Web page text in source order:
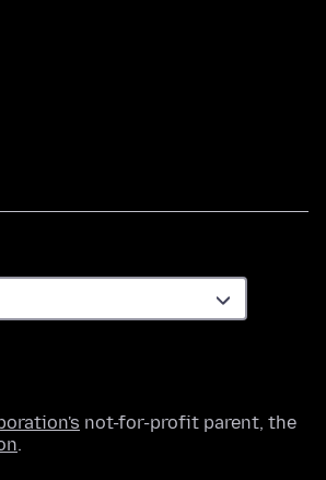
not-for-profit parent, the
.